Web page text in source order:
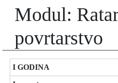
Modul:
povrtarstvo
I GODINA